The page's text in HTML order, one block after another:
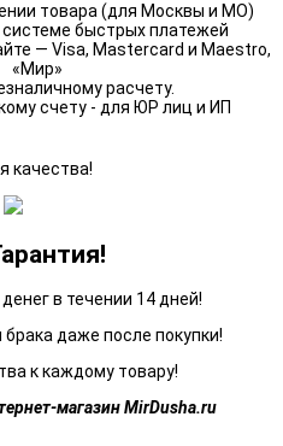
товара (для Москвы и МО)
системе быстрых платежей
— Visa, Mastercard и Maestro,
«Мир»
расчету.
счету - для ЮР лиц и ИП
качества!
в течении 14 дней!
даже после покупки!
к каждому товару!
магазин MirDusha.ru